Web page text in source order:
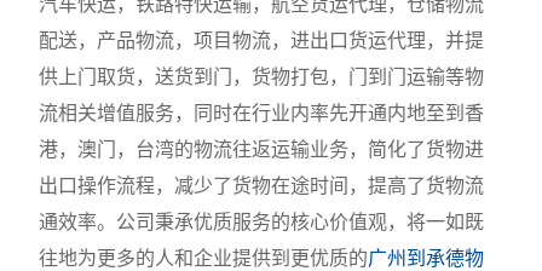
汽车快运，铁路特快运输，航空货运代理，仓储物流
配送，产品物流，项目物流，进出口货运代理，并提
供上门取货，送货到门，货物打包，门到门运输等物
流相关增值服务，同时在行业内率先开通内地至到香
港，澳门，台湾的物流往返运输业务，简化了货物进
出口操作流程，减少了货物在途时间，提高了货物流
通效率。公司秉承优质服务的核心价值观，将一如既
往地为更多的人和企业提供到更优质的广州到承德物